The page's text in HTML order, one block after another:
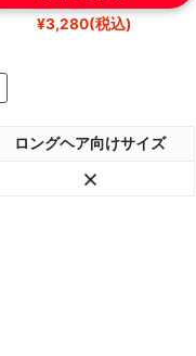
¥3,280(税込)
ロングヘア向けサイズ